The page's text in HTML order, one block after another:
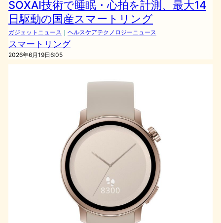
SOXAI技術で睡眠・心拍を計測、最大14
日駆動の国産スマートリング
ガジェットニュース ｜ ヘルスケアテクノロジーニュース
スマートリング
2026年6月19日6:05